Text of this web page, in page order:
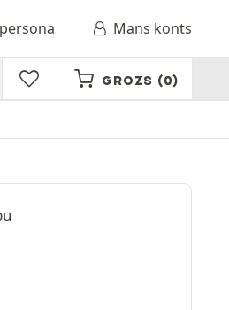
Mans konts
GROZS (0)